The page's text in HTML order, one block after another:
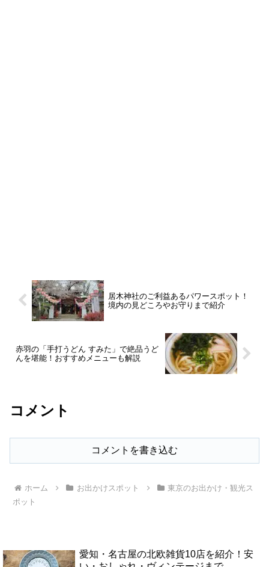
居木神社のご利益あるパワースポット！
境内の見どころやお守りまで紹介
赤羽の「手打うどん すみた」で絶品うど
んを堪能！おすすめメニューも解説
コメント
コメントを書き込む
ホーム お出かけスポット
東京のお出かけ・観光ス
ポット
愛知・名古屋の北欧雑貨10店を紹介！安